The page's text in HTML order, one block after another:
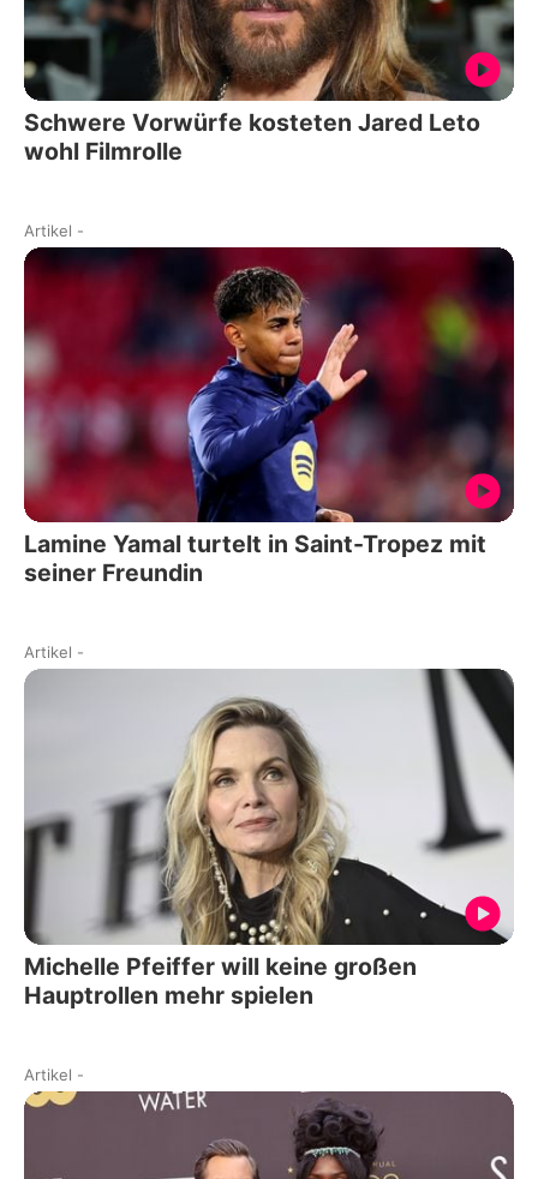
Schwere Vorwürfe kosteten Jared Leto
wohl Filmrolle
Artikel -
Lamine Yamal turtelt in Saint-Tropez mit
seiner Freundin
Artikel -
Michelle Pfeiffer will keine großen
Hauptrollen mehr spielen
Artikel -